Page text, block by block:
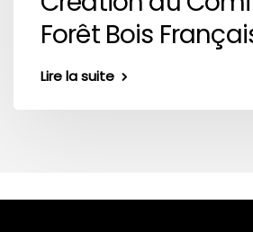
Forêt Bois
Lire la suite